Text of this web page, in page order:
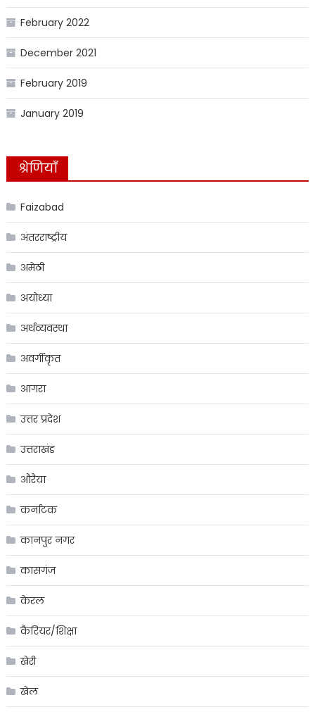
February 2022
December 2021
February 2019
January 2019
श्रेणियाँ
Faizabad
अंतरराष्ट्रीय
अमेठी
अयोध्या
अर्थव्यवस्था
अवर्गीकृत
आगरा
उत्तर प्रदेश
उत्तराखंड
औरैया
कर्नाटक
कानपुर नगर
कासगंज
केरल
कैरियर/शिक्षा
खेरी
खेल